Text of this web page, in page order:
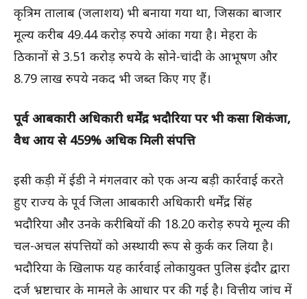
कृत्रिम तालाब (जलाशय) भी बनाया गया था, जिसका बाजार
मूल्य करीब 49.44 करोड़ रुपये आंका गया है। मेहरा के
ठिकानों से 3.51 करोड़ रुपये के सोने-चांदी के आभूषण और
8.79 लाख रुपये नकद भी जब्त किए गए हैं।
पूर्व आबकारी अधिकारी धर्मेंद्र भदौरिया पर भी कसा शिकंजा,
वैध आय से 459% अधिक मिली संपत्ति
इसी कड़ी में ईडी ने मंगलवार को एक अन्य बड़ी कार्रवाई करते
हुए राज्य के पूर्व जिला आबकारी अधिकारी धर्मेंद्र सिंह
भदौरिया और उनके करीबियों की 18.20 करोड़ रुपये मूल्य की
चल-अचल संपत्तियों को अस्थायी रूप से कुर्क कर लिया है।
भदौरिया के खिलाफ यह कार्रवाई लोकायुक्त पुलिस इंदौर द्वारा
दर्ज भ्रष्टाचार के मामले के आधार पर की गई है। वित्तीय जांच में